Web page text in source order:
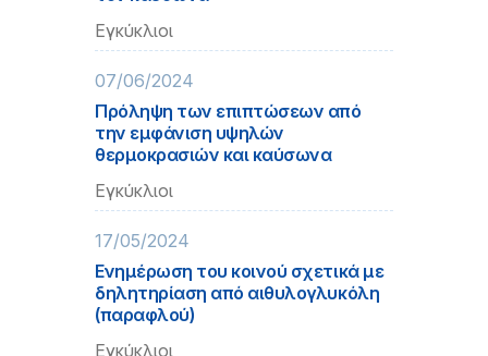
Εγκύκλιοι
07/06/2024
Πρόληψη των επιπτώσεων από
την εμφάνιση υψηλών
θερμοκρασιών και καύσωνα
Εγκύκλιοι
17/05/2024
Ενημέρωση του κοινού σχετικά με
δηλητηρίαση από αιθυλογλυκόλη
(παραφλού)
Εγκύκλιοι